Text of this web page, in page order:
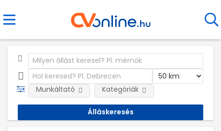
Munkáltató Kategóriák